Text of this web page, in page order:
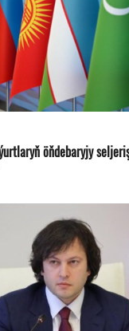
öňdebaryjy